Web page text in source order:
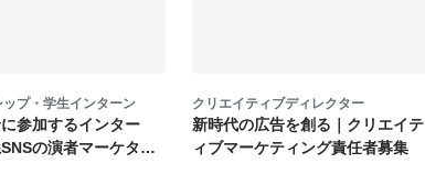
プ・学生インターン
参加するインター
の演者マーケター
クリエイティブディレクター
新時代の広告を創る｜クリエイテ
ィブマーケティング責任者募集